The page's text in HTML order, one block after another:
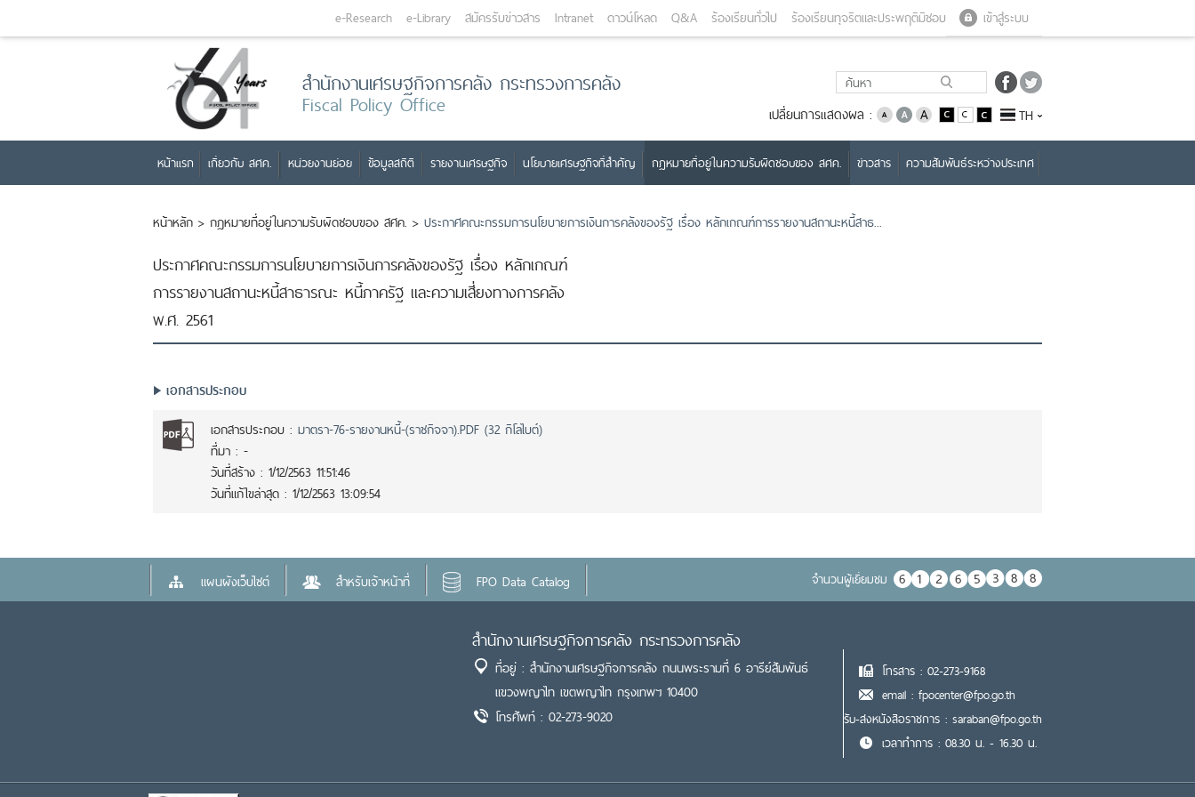
เข้าสู่ระบบ
e-Research e-Library สมัครรับข่าวสาร Intranet ดาวน์โหลด Q&A ร้องเรียนทั่วไป ร้องเรียนทุจริตและประพฤติมิชอบ
สำนักงานเศรษฐกิจการคลัง กระทรวงการคลัง
Fiscal Policy Office เปลี่ยนการแสดงผล : TH
หน้าแรก เกี่ยวกับ สศค. หน่วยงานย่อย ข้อมูลสถิติ รายงานเศรษฐกิจ นโยบายเศรษฐกิจที่สำคัญ กฎหมายที่อยู่ในความรับผิดชอบของ สศค. ข่าวสาร ความสัมพันธ์ระหว่างประเทศ
หน้าหลัก > กฎหมายที่อยู่ในความรับผิดชอบของ สศค. > ประกาศคณะกรรมการนโยบายการเงินการคลังของรัฐ เรื่อง หลักเกณฑ์การรายงานสถานะหนี้สาธ...
ประกาศคณะกรรมการนโยบายการเงินการคลังของรัฐ เรื่อง หลักเกณฑ์
การรายงานสถานะหนี้สาธารณะ หนี้ภาครัฐ และความเสี่ยงทางการคลัง
พ.ศ. 2561
เอกสารประกอบ
เอกสารประกอบ : มาตรา-76-รายงานหนี้-(ราชกิจจา).PDF (32 กิโลไบต์)
ที่มา : -
วันที่สร้าง : 1/12/2563 11:51:46
วันที่แก้ไขล่าสุด : 1/12/2563 13:09:54
แผนผังเว็บไซต์ สำหรับเจ้าหน้าที่ FPO Data Catalog จำนวนผู้เยื่ยมชม
สำนักงานเศรษฐกิจการคลัง กระทรวงการคลัง
ที่อยู่ : สำนักงานเศรษฐกิจการคลัง ถนนพระรามที่ 6 อารีย์สัมพันธ์
แขวงพญาไท เขตพญาไท กรุงเทพฯ 10400
โทรศัพท์ : 02-273-9020
โทรสาร : 02-273-9168
email : fpocenter@fpo.go.th
รับ-ส่งหนังสือราชการ : saraban@fpo.go.th
เวลาทำการ : 08.30 น. - 16.30 น.